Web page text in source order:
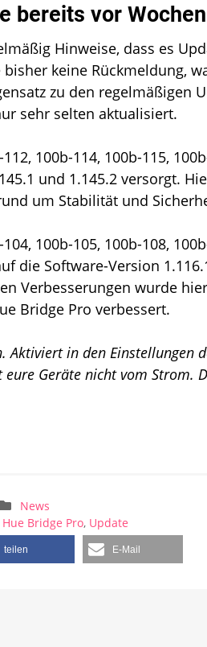
bereits vor
Hinweise, dass es
keine Rückmeldung,
zu den regelmäßigen
sehr selten aktualisiert.
100b-114, 100b-115,
und 1.145.2 versorgt.
um Stabilität und
100b-105, 100b-108,
die Software-Version
Verbesserungen wurde
Bridge Pro verbessert.
in den Einstellungen
Geräte nicht vom Strom.
News
Hue Bridge Pro, Update
teilen E-Mail